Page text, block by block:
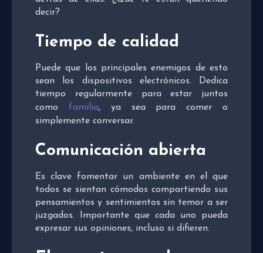
decir?
Tiempo de calidad
Puede que los principales enemigos de esto
sean los dispositivos electrónicos. Dedica
tiempo regularmente para estar juntos
como familia, ya sea para comer o
simplemente conversar.
Comunicación abierta
Es clave fomentar un ambiente en el que
todos se sientan cómodos compartiendo sus
pensamientos y sentimientos sin temor a ser
juzgados. Importante que cada uno pueda
expresar sus opiniones, incluso si difieren.